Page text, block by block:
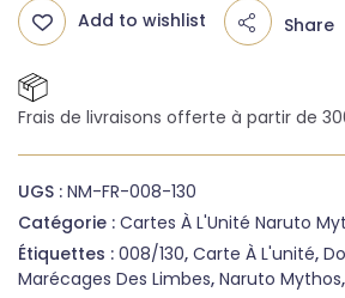
Add to wishlist Share
Frais de livraisons offerte à partir de
UGS : NM-FR-008-130
Catégorie : Cartes À L'Unité Naruto
Étiquettes : 008/130, Carte À L'unité,
Marécages Des Limbes, Naruto Mythos,